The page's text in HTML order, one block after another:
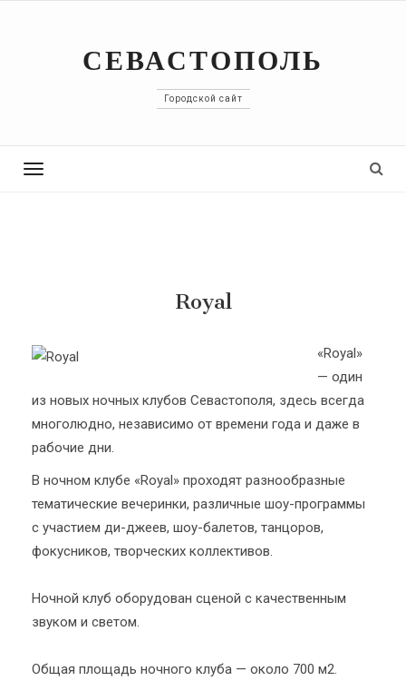
СЕВАСТОПОЛЬ
Городской сайт
Toggle
Royal
«Royal»
— один
из новых ночных клубов Севастополя, здесь всегда
многолюдно, независимо от времени года и даже в
рабочие дни.
В ночном клубе «Royal» проходят разнообразные
тематические вечеринки, различные шоу-программы
с участием ди-джеев, шоу-балетов, танцоров,
фокусников, творческих коллективов.
Ночной клуб оборудован сценой с качественным
звуком и светом.
Общая площадь ночного клуба — около 700 м2.